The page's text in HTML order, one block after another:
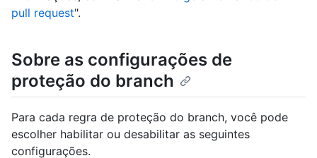
pull request".
Sobre as configurações de
proteção do branch
Para cada regra de proteção do branch, você pode
escolher habilitar ou desabilitar as seguintes
configurações.